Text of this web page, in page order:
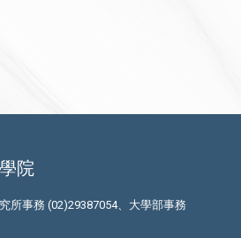
院
所事務 (02)29387054、大學部事務